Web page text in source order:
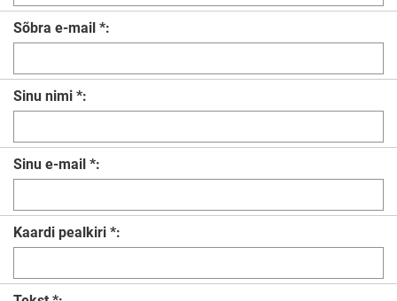
Sõbra e-mail *:
Sinu nimi *:
Sinu e-mail *:
Kaardi pealkiri *: